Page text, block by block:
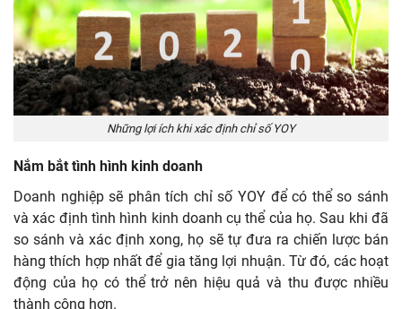
Những lợi ích khi xác định chỉ số YOY
Nắm bắt tình hình kinh doanh
Doanh nghiệp sẽ phân tích chỉ số YOY để có thể so sánh
và xác định tình hình kinh doanh cụ thể của họ. Sau khi đã
so sánh và xác định xong, họ sẽ tự đưa ra chiến lược bán
hàng thích hợp nhất để gia tăng lợi nhuận. Từ đó, các hoạt
động của họ có thể trở nên hiệu quả và thu được nhiều
thành công hơn.